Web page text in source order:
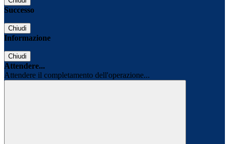
Successo
Chiudi
Informazione
Chiudi
Attendere...
Attendere il completamento dell'operazione...